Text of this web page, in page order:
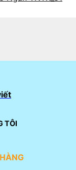
CHÚNG TÔI